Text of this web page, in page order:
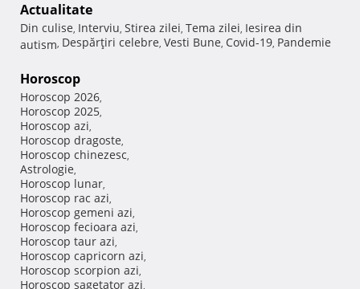
Actualitate
Din culise, Interviu, Stirea zilei, Tema zilei, Iesirea din
autism, Despărţiri celebre, Vesti Bune, Covid-19, Pandemie
Horoscop
Horoscop 2026,
Horoscop 2025,
Horoscop azi,
Horoscop dragoste,
Horoscop chinezesc,
Astrologie,
Horoscop lunar,
Horoscop rac azi,
Horoscop gemeni azi,
Horoscop fecioara azi,
Horoscop taur azi,
Horoscop capricorn azi,
Horoscop scorpion azi,
Horoscop sagetator azi,